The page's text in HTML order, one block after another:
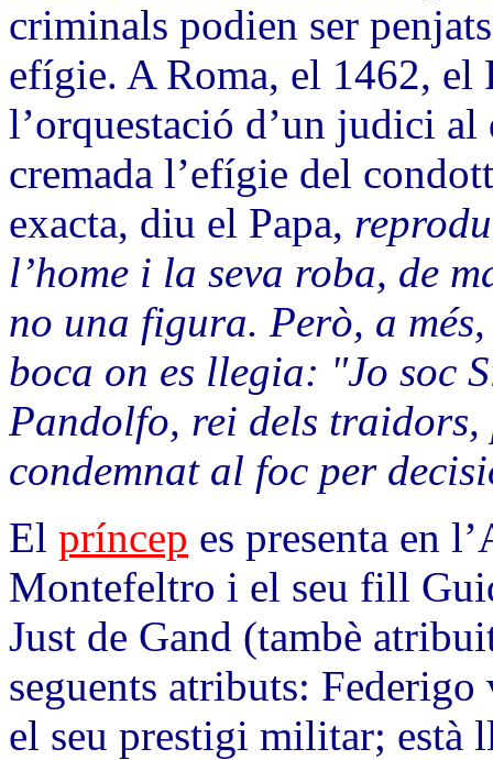
criminals podien ser
efígie. A Roma, el 1462, el
l’orquestació d’un judici al
cremada l’efígie del
exacta, diu el Papa,
l’home i la seva roba, de
no una figura. Però, a
boca on es llegia: "Jo soc
Pandolfo, rei dels traidors,
condemnat al foc per
El príncep es presenta en
Montefeltro i el seu fill
Just de Gand (tambè
seguents atributs:
el seu prestigi militar; està